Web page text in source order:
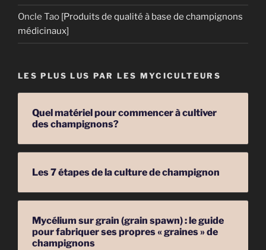
Oncle Tao [Produits de qualité à base de champignons
médicinaux]
LES PLUS LUS PAR LES MYCICULTEURS
Quel matériel pour commencer à cultiver
des champignons?
Les 7 étapes de la culture de champignon
Mycélium sur grain (grain spawn) : le guide
pour fabriquer ses propres « graines » de
champignons